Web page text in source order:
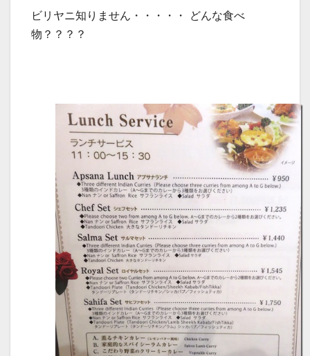
ビリヤニ知りません・・・・・ どんな食べ
物？？？？